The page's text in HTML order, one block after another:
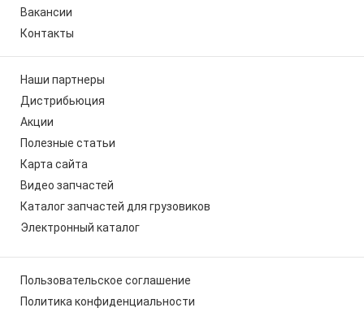
Вакансии
Контакты
Наши партнеры
Дистрибьюция
Акции
Полезные статьи
Карта сайта
Видео запчастей
Каталог запчастей для грузовиков
Электронный каталог
Пользовательское соглашение
Политика конфиденциальности